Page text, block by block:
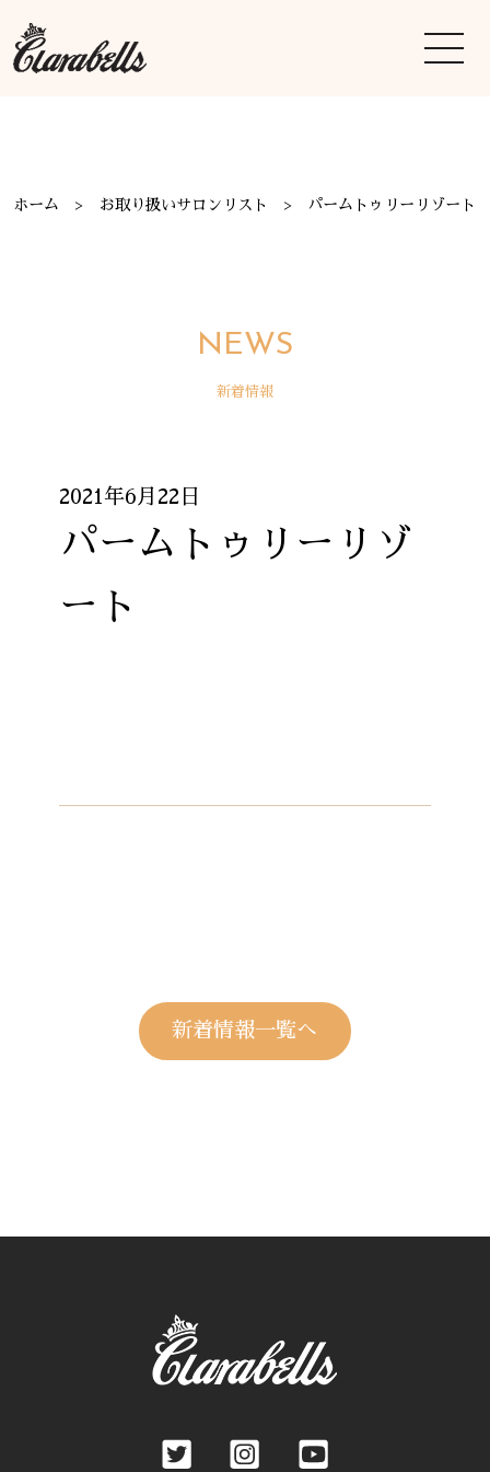
ホーム お取り扱いサロンリスト パームトゥリーリゾート
NEWS
新着情報
2021年6月22日
パームトゥリーリゾ
ート
新着情報一覧へ